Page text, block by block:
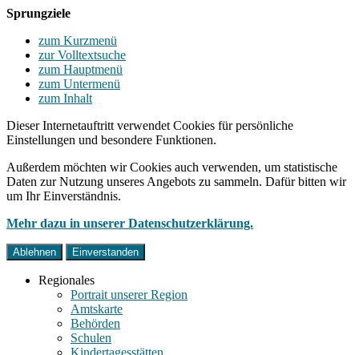
Sprungziele
zum Kurzmenü
zur Volltextsuche
zum Hauptmenü
zum Untermenü
zum Inhalt
Dieser Internetauftritt verwendet Cookies für persönliche
Einstellungen und besondere Funktionen.
Außerdem möchten wir Cookies auch verwenden, um statistische
Daten zur Nutzung unseres Angebots zu sammeln. Dafür bitten wir
um Ihr Einverständnis.
Mehr dazu in unserer Datenschutzerklärung.
Ablehnen Einverstanden
Regionales
Portrait unserer Region
Amtskarte
Behörden
Schulen
Kindertagesstätten